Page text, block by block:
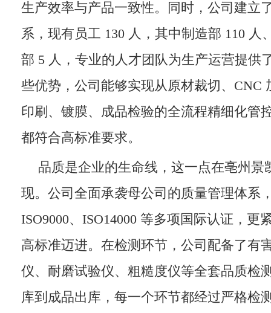
生产效率与产品一致性。同时，公司建立
系，现有员工 130 人，其中制造部 110 人
部 5 人，专业的人才团队为生产运营提供
些优势，公司能够实现从原材裁切、CNC
印刷、镀膜、成品检验的全流程精细化管
都符合高标准要求。
品质是企业的生命线，这一点在亳州景
现。公司全面承袭母公司的质量管理体系
ISO9000、ISO14000 等多项国际认证，更
高标准迈进。在检测环节，公司配备了有
仪、耐磨试验仪、粗糙度仪等全套品质检
库到成品出库，每一个环节都经过严格检